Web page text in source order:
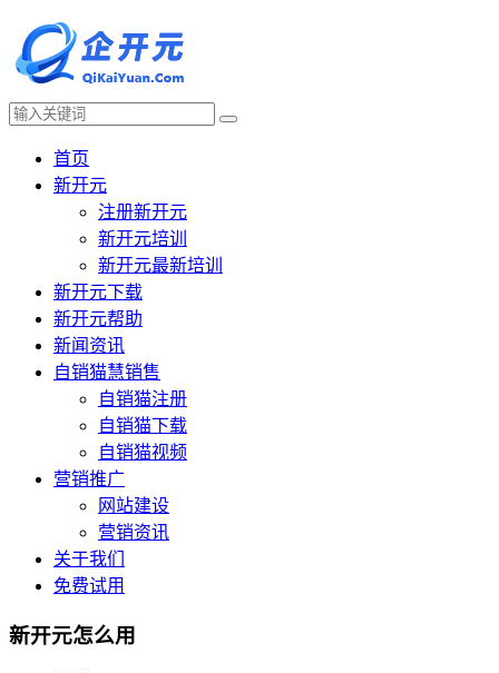
首页
新开元
注册新开元
新开元培训
新开元最新培训
新开元下载
新开元帮助
新闻资讯
自销猫慧销售
自销猫注册
自销猫下载
自销猫视频
营销推广
网站建设
营销资讯
关于我们
免费试用
新开元怎么用